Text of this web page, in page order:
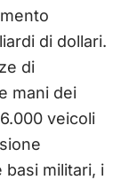
di dollari.
di
mani dei
veicoli
basi militari, i